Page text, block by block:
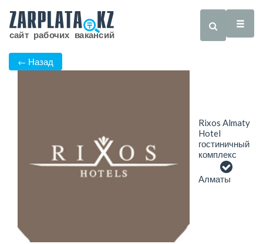
← Назад
Rixos Almaty
Hotel
гостиничный
комплекс
Алматы